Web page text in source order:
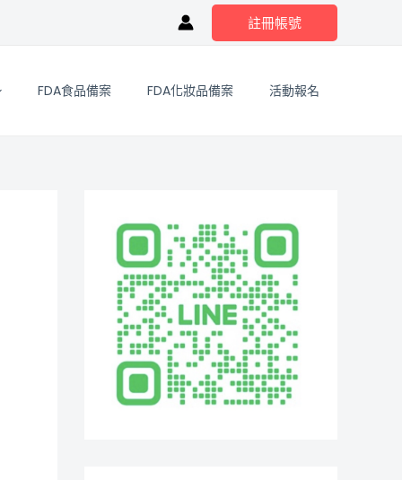
註冊帳號
FDA食品備案 FDA化妝品備案 活動報名